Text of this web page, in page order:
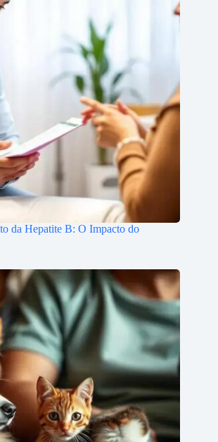
da Hepatite B: O Impacto do